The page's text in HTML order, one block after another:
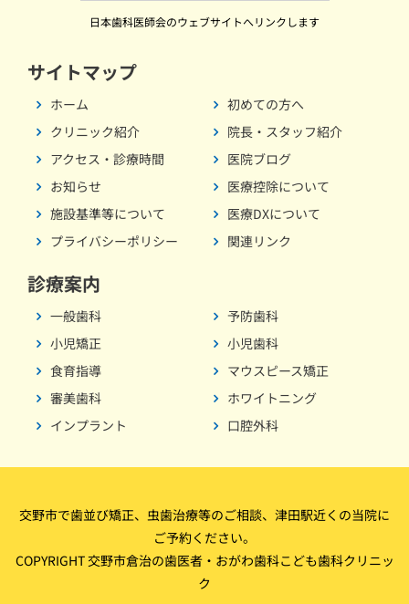
日本歯科医師会のウェブサイトへリンクします
サイトマップ
ホーム
初めての方へ
クリニック紹介
院長・スタッフ紹介
アクセス・診療時間
医院ブログ
お知らせ
医療控除について
施設基準等について
医療DXについて
プライバシーポリシー
関連リンク
診療案内
一般歯科
予防歯科
小児矯正
小児歯科
食育指導
マウスピース矯正
審美歯科
ホワイトニング
インプラント
口腔外科
交野市で歯並び矯正、虫歯治療等のご相談、津田駅近くの当院に
ご予約ください。
COPYRIGHT 交野市倉治の歯医者・おがわ歯科こども歯科クリニッ
ク